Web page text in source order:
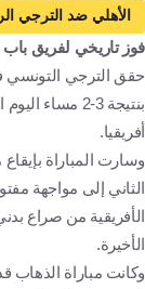
Getty Images
الأهلي ضد الترجي
دوري أبطال إفريقيا
الرابطة التونسية
فوز تاريخي لفريق
حقق الترجي التونسي
بنتيجة 3-2
أفريقيا.
وسارت المباراة
الثاني إلى مواجهة
الأفريقية من صراع
الأخيرة.
وكانت مباراة الذهاب